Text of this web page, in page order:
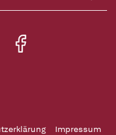
Impressum